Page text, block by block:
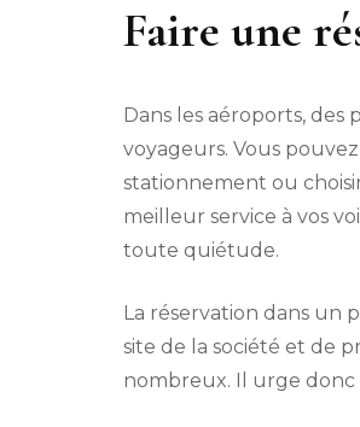
Faire une
Dans les aéroports,
voyageurs. Vous
stationnement ou
meilleur service à vos
toute quiétude.
La réservation dans un
site de la société et de
nombreux. Il urge donc